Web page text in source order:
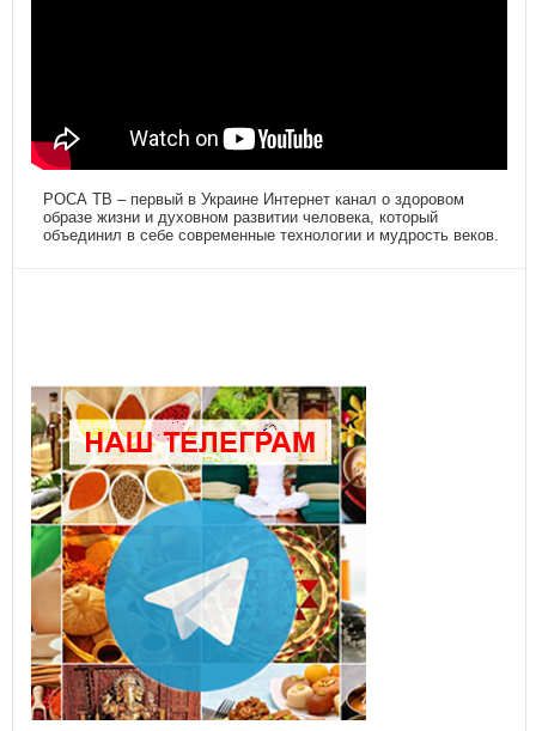
РОСА ТВ – первый в Украине Интернет канал о здоровом
образе жизни и духовном развитии человека, который
объединил в себе современные технологии и мудрость веков.